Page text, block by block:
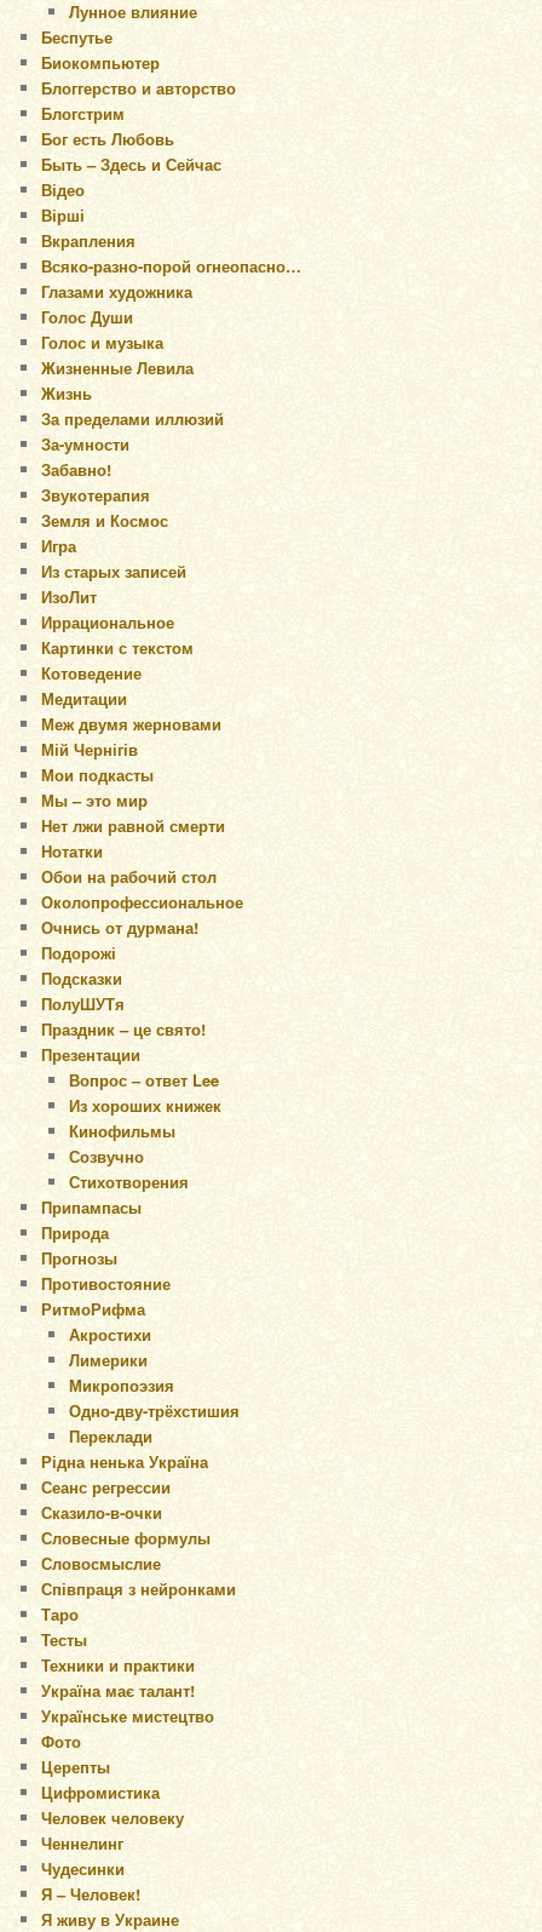
Лунное влияние
Беспутье
Биокомпьютер
Блоггерство и авторство
Блогстрим
Бог есть Любовь
Быть – Здесь и Сейчас
Відео
Вірші
Вкрапления
Всяко-разно-порой огнеопасно…
Глазами художника
Голос Души
Голос и музыка
Жизненные Левила
Жизнь
За пределами иллюзий
За-умности
Забавно!
Звукотерапия
Земля и Космос
Игра
Из старых записей
ИзоЛит
Иррациональное
Картинки с текстом
Котоведение
Медитации
Меж двумя жерновами
Мій Чернігів
Мои подкасты
Мы – это мир
Нет лжи равной смерти
Нотатки
Обои на рабочий стол
Околопрофессиональное
Очнись от дурмана!
Подорожі
Подсказки
ПолуШУТя
Праздник – це свято!
Презентации
Вопрос – ответ Lee
Из хороших книжек
Кинофильмы
Созвучно
Стихотворения
Припампасы
Природа
Прогнозы
Противостояние
РитмоРифма
Акростихи
Лимерики
Микропоэзия
Одно-дву-трёхстишия
Переклади
Рідна ненька Україна
Сеанс регрессии
Сказило-в-очки
Словесные формулы
Словосмыслие
Співпраця з нейронками
Таро
Тесты
Техники и практики
Україна має талант!
Українське мистецтво
Фото
Церепты
Цифромистика
Человек человеку
Ченнелинг
Чудесинки
Я – Человек!
Я живу в Украине